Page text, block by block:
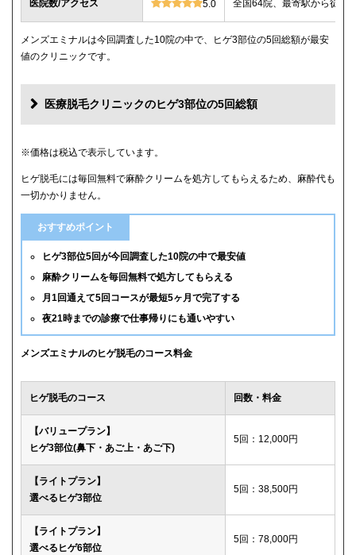
医院数/アクセス 5.0 全国64院、最寄駅から徒歩
メンズエミナルは今回調査した10院の中で、ヒゲ3部位の5回総額が最安
値のクリニックです。
医療脱毛クリニックのヒゲ3部位の5回総額
クリニック
メンズエミナル 12,000円
14,000円
湘南美容クリニック 16,800円(6回)
レジーナクリニックオム 39,800円
ゴリラクリニック 39,800円(平日6回)
メンズルシアクリニック
ウィルビークリニックブラック 49,500円
渋谷美容外科クリニック 52,800円
メディカルエピレーションクリニック
ダビデクリニック プランなし
※価格は税込で表示しています。
ヒゲ脱毛には毎回無料で麻酔クリームを処方してもらえるため、麻酔代も
一切かかりません。
おすすめポイント
ヒゲ3部位5回が今回調査した10院の中で最安値
麻酔クリームを毎回無料で処方してもらえる
月1回通えて5回コースが最短5ヶ月で完了する
夜21時までの診療で仕事帰りにも通いやすい
メンズエミナルのヒゲ脱毛のコース料金
ヒゲ脱毛のコース 回数・料金
【バリュープラン】
ヒゲ3部位(鼻下・あご上・あご下)
5回：12,000円
【ライトプラン】
選べるヒゲ3部位
5回：38,500円
【ライトプラン】
選べるヒゲ6部位
5回：78,000円